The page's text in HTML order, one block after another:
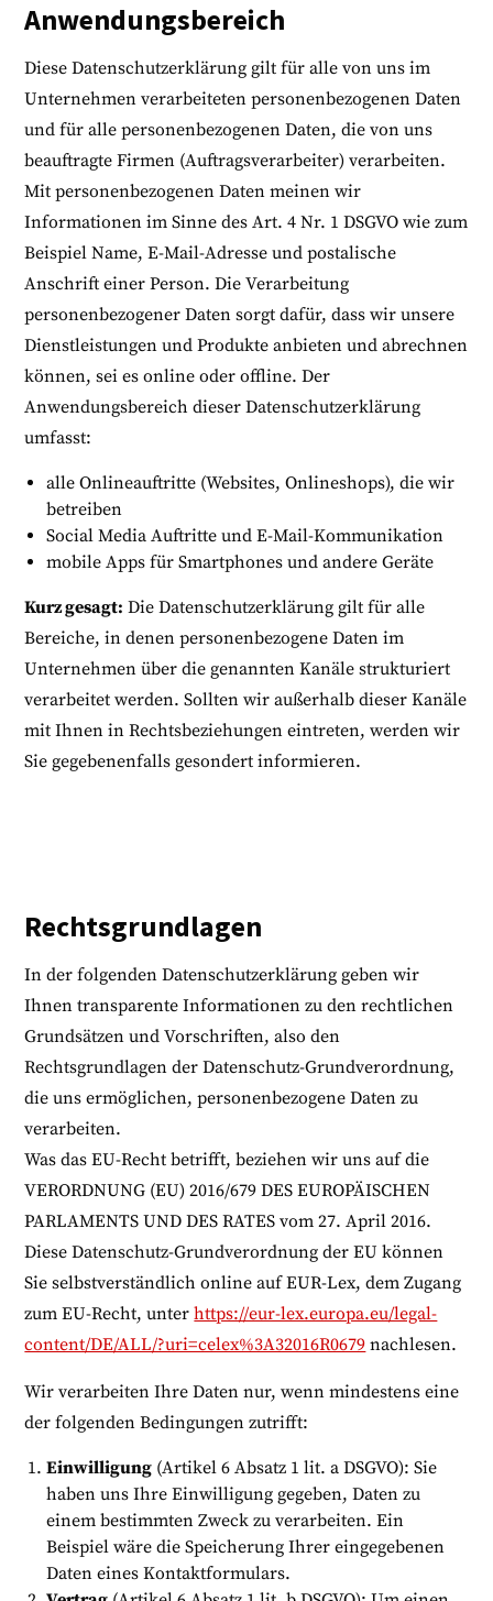
Anwendungsbereich
Diese Datenschutzerklärung gilt für alle von uns im
Unternehmen verarbeiteten personenbezogenen Daten
und für alle personenbezogenen Daten, die von uns
beauftragte Firmen (Auftragsverarbeiter) verarbeiten.
Mit personenbezogenen Daten meinen wir
Informationen im Sinne des Art. 4 Nr. 1 DSGVO wie zum
Beispiel Name, E-Mail-Adresse und postalische
Anschrift einer Person. Die Verarbeitung
personenbezogener Daten sorgt dafür, dass wir unsere
Dienstleistungen und Produkte anbieten und abrechnen
können, sei es online oder offline. Der
Anwendungsbereich dieser Datenschutzerklärung
umfasst:
alle Onlineauftritte (Websites, Onlineshops), die wir
betreiben
Social Media Auftritte und E-Mail-Kommunikation
mobile Apps für Smartphones und andere Geräte
Kurz gesagt: Die Datenschutzerklärung gilt für alle
Bereiche, in denen personenbezogene Daten im
Unternehmen über die genannten Kanäle strukturiert
verarbeitet werden. Sollten wir außerhalb dieser Kanäle
mit Ihnen in Rechtsbeziehungen eintreten, werden wir
Sie gegebenenfalls gesondert informieren.
Rechtsgrundlagen
In der folgenden Datenschutzerklärung geben wir
Ihnen transparente Informationen zu den rechtlichen
Grundsätzen und Vorschriften, also den
Rechtsgrundlagen der Datenschutz-Grundverordnung,
die uns ermöglichen, personenbezogene Daten zu
verarbeiten.
Was das EU-Recht betrifft, beziehen wir uns auf die
VERORDNUNG (EU) 2016/679 DES EUROPÄISCHEN
PARLAMENTS UND DES RATES vom 27. April 2016.
Diese Datenschutz-Grundverordnung der EU können
Sie selbstverständlich online auf EUR-Lex, dem Zugang
zum EU-Recht, unterhttps://eur-lex.europa.eu/legal-
content/DE/ALL/?uri=celex%3A32016R0679 nachlesen.
Wir verarbeiten Ihre Daten nur, wenn mindestens eine
der folgenden Bedingungen zutrifft:
Einwilligung (Artikel 6 Absatz 1 lit. a DSGVO): Sie
haben uns Ihre Einwilligung gegeben, Daten zu
einem bestimmten Zweck zu verarbeiten. Ein
Beispiel wäre die Speicherung Ihrer eingegebenen
Daten eines Kontaktformulars.